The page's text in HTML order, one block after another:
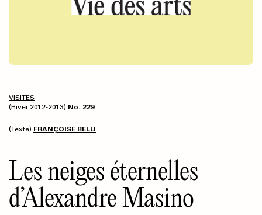
VISITES
(Hiver 2012-2013) No. 229
(Texte) FRANÇOISE BELU
Les neiges éternelles
d’Alexandre Masino